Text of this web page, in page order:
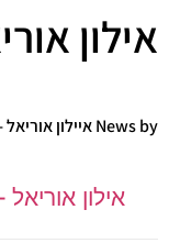
אילון
News by איילון אוריאל - אילון אוריאל
אילון